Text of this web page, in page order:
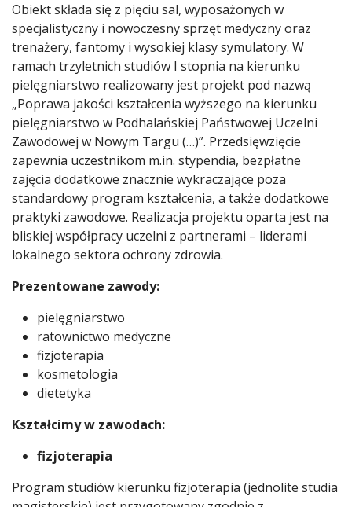
Obiekt składa się z pięciu sal, wyposażonych w
specjalistyczny i nowoczesny sprzęt medyczny oraz
trenażery, fantomy i wysokiej klasy symulatory. W
ramach trzyletnich studiów I stopnia na kierunku
pielęgniarstwo realizowany jest projekt pod nazwą
„Poprawa jakości kształcenia wyższego na kierunku
pielęgniarstwo w Podhalańskiej Państwowej Uczelni
Zawodowej w Nowym Targu (…)”. Przedsięwzięcie
zapewnia uczestnikom m.in. stypendia, bezpłatne
zajęcia dodatkowe znacznie wykraczające poza
standardowy program kształcenia, a także dodatkowe
praktyki zawodowe. Realizacja projektu oparta jest na
bliskiej współpracy uczelni z partnerami – liderami
lokalnego sektora ochrony zdrowia.
Prezentowane zawody:
pielęgniarstwo
ratownictwo medyczne
fizjoterapia
kosmetologia
dietetyka
Kształcimy w zawodach:
fizjoterapia
Program studiów kierunku fizjoterapia (jednolite studia